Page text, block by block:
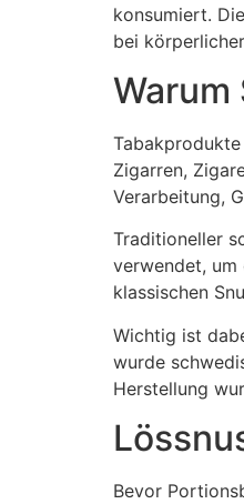
konsumiert.
bei
Warum
Zigarren,
Verarbeitung,
Traditioneller
verwendet,
klassischen
Wichtig ist
wurde
Herstellung
Bevor